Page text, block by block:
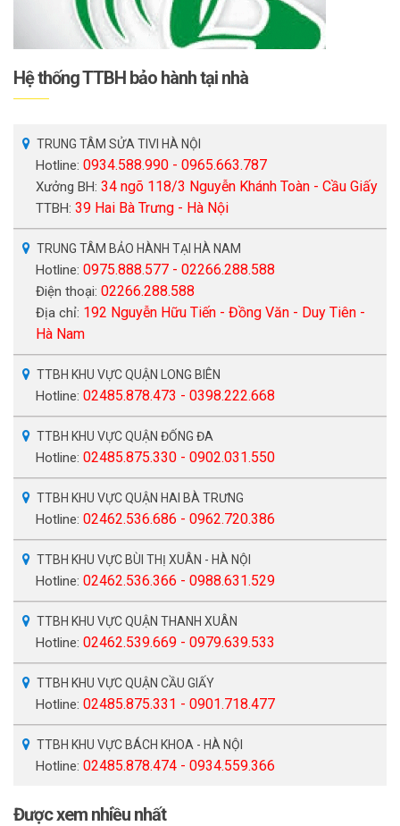
Hệ thống TTBH bảo hành tại nhà
TRUNG TÂM SỬA TIVI HÀ NỘI
Hotline: 0934.588.990 - 0965.663.787
Xưởng BH: 34 ngõ 118/3 Nguyễn Khánh Toàn - Cầu Giấy
TTBH: 39 Hai Bà Trưng - Hà Nội
TRUNG TÂM BẢO HÀNH TẠI HÀ NAM
Hotline: 0975.888.577 - 02266.288.588
Điện thoại: 02266.288.588
Địa chỉ: 192 Nguyễn Hữu Tiến - Đồng Văn - Duy Tiên -
Hà Nam
TTBH KHU VỰC QUẬN LONG BIÊN
Hotline: 02485.878.473 - 0398.222.668
TTBH KHU VỰC QUẬN ĐỐNG ĐA
Hotline: 02485.875.330 - 0902.031.550
TTBH KHU VỰC QUẬN HAI BÀ TRƯNG
Hotline: 02462.536.686 - 0962.720.386
TTBH KHU VỰC BÙI THỊ XUÂN - HÀ NỘI
Hotline: 02462.536.366 - 0988.631.529
TTBH KHU VỰC QUẬN THANH XUÂN
Hotline: 02462.539.669 - 0979.639.533
TTBH KHU VỰC QUẬN CẦU GIẤY
Hotline: 02485.875.331 - 0901.718.477
TTBH KHU VỰC BÁCH KHOA - HÀ NỘI
Hotline: 02485.878.474 - 0934.559.366
Được xem nhiều nhất